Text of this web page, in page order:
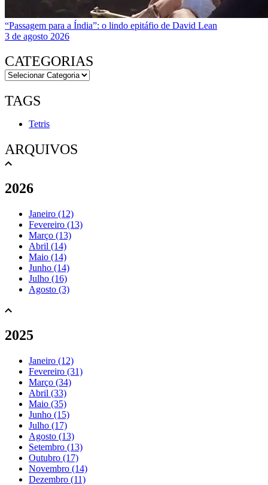
“Passagem para a Índia”: o lindo epitáfio de David Lean
3 de agosto 2026
CATEGORIAS
TAGS
Tetris
ARQUIVOS
2026
Janeiro (12)
Fevereiro (13)
Março (13)
Abril (14)
Maio (14)
Junho (14)
Julho (16)
Agosto (3)
2025
Janeiro (12)
Fevereiro (31)
Março (34)
Abril (33)
Maio (35)
Junho (15)
Julho (17)
Agosto (13)
Setembro (13)
Outubro (17)
Novembro (14)
Dezembro (11)